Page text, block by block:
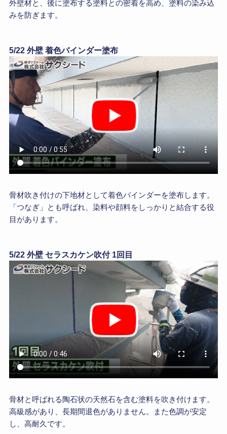
外壁材と、後に塗布する塗料との密着を高め、塗料の染み込
みを防ぎます。
5/22 外壁 着色バインダー塗布
骨材吹き付けの下地材として着色バインダーを塗布します。
「つなぎ」とも呼ばれ、染料や顔料をしっかりと結合する役
目があります。
5/22 外壁 セラスカケン吹付 1回目
骨材と呼ばれる陶石状の天然石を含む塗料を吹き付けます。
高級感があり、長期間退色がありません。また色調が安定
し、高耐久です。